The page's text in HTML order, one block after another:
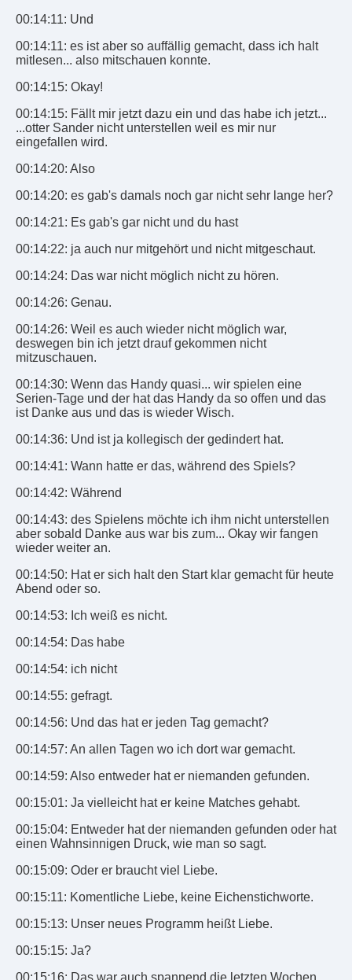
00:14:11: Und
00:14:11: es ist aber so auffällig gemacht, dass ich halt
mitlesen... also mitschauen konnte.
00:14:15: Okay!
00:14:15: Fällt mir jetzt dazu ein und das habe ich jetzt...
...otter Sander nicht unterstellen weil es mir nur
eingefallen wird.
00:14:20: Also
00:14:20: es gab's damals noch gar nicht sehr lange her?
00:14:21: Es gab's gar nicht und du hast
00:14:22: ja auch nur mitgehört und nicht mitgeschaut.
00:14:24: Das war nicht möglich nicht zu hören.
00:14:26: Genau.
00:14:26: Weil es auch wieder nicht möglich war,
deswegen bin ich jetzt drauf gekommen nicht
mitzuschauen.
00:14:30: Wenn das Handy quasi... wir spielen eine
Serien-Tage und der hat das Handy da so offen und das
ist Danke aus und das is wieder Wisch.
00:14:36: Und ist ja kollegisch der gedindert hat.
00:14:41: Wann hatte er das, während des Spiels?
00:14:42: Während
00:14:43: des Spielens möchte ich ihm nicht unterstellen
aber sobald Danke aus war bis zum... Okay wir fangen
wieder weiter an.
00:14:50: Hat er sich halt den Start klar gemacht für heute
Abend oder so.
00:14:53: Ich weiß es nicht.
00:14:54: Das habe
00:14:54: ich nicht
00:14:55: gefragt.
00:14:56: Und das hat er jeden Tag gemacht?
00:14:57: An allen Tagen wo ich dort war gemacht.
00:14:59: Also entweder hat er niemanden gefunden.
00:15:01: Ja vielleicht hat er keine Matches gehabt.
00:15:04: Entweder hat der niemanden gefunden oder hat
einen Wahnsinnigen Druck, wie man so sagt.
00:15:09: Oder er braucht viel Liebe.
00:15:11: Komentliche Liebe, keine Eichenstichworte.
00:15:13: Unser neues Programm heißt Liebe.
00:15:15: Ja?
00:15:16: Das war auch spannend die letzten Wochen